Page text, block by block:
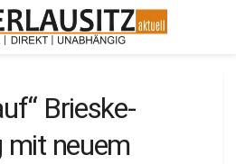
Brieske-
mit neuem